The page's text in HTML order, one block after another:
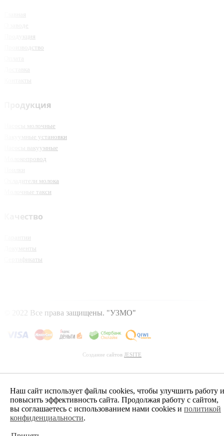
Главная
О заводе
Продукция
Производство
Доставка
Контакты
Продукция
Насосы молочные
Вакуумные установки
Насосы вакуумные
Молокопровод
Охладители молока
Молочные такси
Качество
Гарантии
Документы
Сертификаты
© 2022 Все права защищены. "УЗМО"
Создание сайтов JESITE
Наш сайт использует файлы cookies, чтобы улучшить работу и
повысить эффективность сайта. Продолжая работу с сайтом,
вы соглашаетесь с использованием нами cookies и политикой
конфиденциальности.